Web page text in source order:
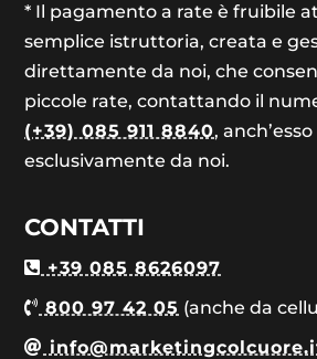
* Il pagamento a rate è fruibile
semplice istruttoria, creata e
direttamente da noi, che
piccole rate, contattando il
(+39) 085 911 8840,
esclusivamente da noi.
CONTATTI
+39 085 8626097
800 97 42 05 (anche da